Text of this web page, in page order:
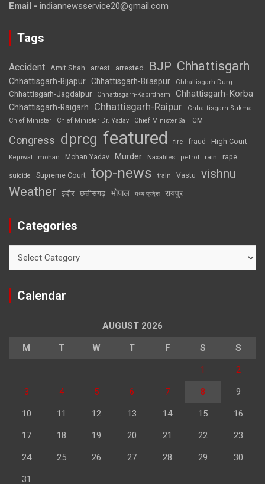
Email - indiannewsservice20@gmail.com
Tags
Accident Amit Shah arrest arrested BJP Chhattisgarh
Chhattisgarh-Bijapur Chhattisgarh-Bilaspur Chhattisgarh-Durg
Chhattisgarh-Jagdalpur Chhattisgarh-Kabirdham Chhattisgarh-Korba
Chhattisgarh-Raigarh Chhattisgarh-Raipur
Chhattisgarh-Sukma
Chief Minister
Chief Minister Dr. Yadav Chief Minister Sai CM
Congress dprcg featured fire fraud High Court
Kejriwal mohan Mohan Yadav Murder Naxalites petrol rain rape
suicide Supreme Court top-news train Vastu vishnu
Weather इंदौर छत्तीसगढ़ भोपाल मध्य प्रदेश रायपुर
Categories
Calendar
AUGUST 2026
M T W T F S S
1 2
3 4 5 6 7 8 9
10 11 12 13 14 15 16
17 18 19 20 21 22 23
24 25 26 27 28 29 30
31